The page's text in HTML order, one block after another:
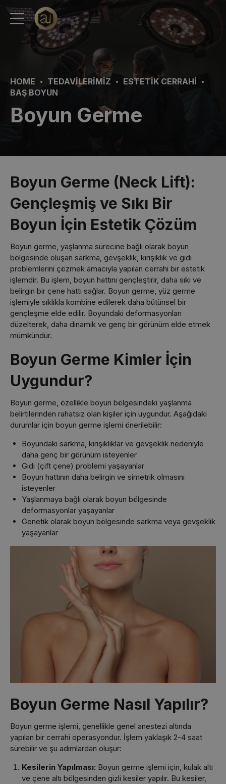
HOME TEDAVILERIMIZ
ESTETIK CERRAHI
BAŞ BOYUN
Boyun Germe
Boyun Germe (Neck Lift):
Gençleşmiş ve Sıkı Bir
Boyun İçin Estetik Çözüm
Boyun germe, yaşlanma sürecine bağlı olarak boyun
bölgesinde oluşan sarkma, gevşeklik, kırışıklık ve gıdı
problemlerini çözmek amacıyla yapılan cerrahi bir estetik
işlemdir. Bu işlem, boyun hattını gençleştirir, daha sıkı ve
belirgin bir çene hattı sağlar. Boyun germe, yüz germe
işlemiyle sıklıkla kombine edilerek daha bütünsel bir
gençleşme elde edilir. Boyundaki deformasyonları
düzelterek, daha dinamik ve genç bir görünüm elde etmek
mümkündür.
Boyun Germe Kimler İçin
Uygundur?
Boyun germe, özellikle boyun bölgesindeki yaşlanma
belirtilerinden rahatsız olan kişiler için uygundur. Aşağıdaki
durumlar için boyun germe işlemi önerilebilir:
Boyundaki sarkma, kırışıklıklar ve gevşeklik nedeniyle
daha genç bir görünüm isteyenler
Gıdı (çift çene) problemi yaşayanlar
Boyun hattının daha belirgin ve simetrik olmasını
isteyenler
Yaşlanmaya bağlı olarak boyun bölgesinde
deformasyonlar yaşayanlar
Genetik olarak boyun bölgesinde sarkma veya gevşeklik
yaşayanlar
Boyun Germe Nasıl Yapılır?
Boyun germe işlemi, genellikle genel anestezi altında
yapılan bir cerrahi operasyondur. İşlem yaklaşık 2-4 saat
sürebilir ve şu adımlardan oluşur:
Kesilerin Yapılması: Boyun germe işlemi için, kulak altı
ve çene altı bölgesinden gizli kesiler yapılır. Bu kesiler,